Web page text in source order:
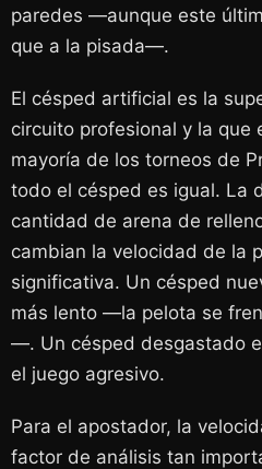
paredes —aunque este
que a la pisada—.
El césped artificial es la
circuito profesional y la que
mayoría de los torneos de
todo el césped es igual. La
cantidad de arena de
cambian la velocidad de la
significativa. Un césped
más lento —la pelota se
—. Un césped desgastado
el juego agresivo.
Para el apostador, la
factor de análisis tan